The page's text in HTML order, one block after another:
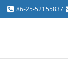
86-25-52155837